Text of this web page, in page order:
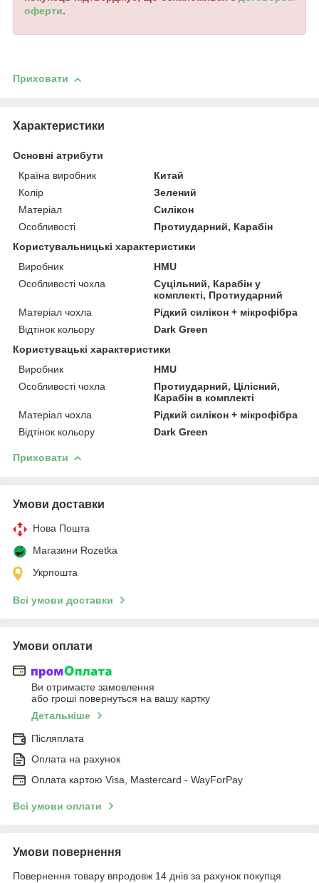
оферти.
Приховати
Характеристики
Основні атрибути
Країна виробник
Китай
Колір
Зелений
Матеріал
Силікон
Особливості
Протиударний, Карабін
Користувальницькі характеристики
Виробник
HMU
Особливості чохла
Суцільний, Карабін у
комплекті, Протиударний
Матеріал чохла
Рідкий силікон + мікрофібра
Відтінок кольору
Dark Green
Користувацькi характеристики
Виробник
HMU
Особливості чохла
Протиударний, Цілісний,
Карабін в комплекті
Матеріал чохла
Рідкий силікон + мікрофібра
Відтінок кольору
Dark Green
Приховати
Умови доставки
Нова Пошта
Магазини Rozetka
Укрпошта
Всі умови доставки
Умови оплати
Ви отримаєте замовлення
або гроші повернуться на вашу картку
Детальніше
Післяплата
Оплата на рахунок
Оплата картою Visa, Mastercard - WayForPay
Всі умови оплати
Умови повернення
Повернення товару впродовж 14 днів за рахунок покупця